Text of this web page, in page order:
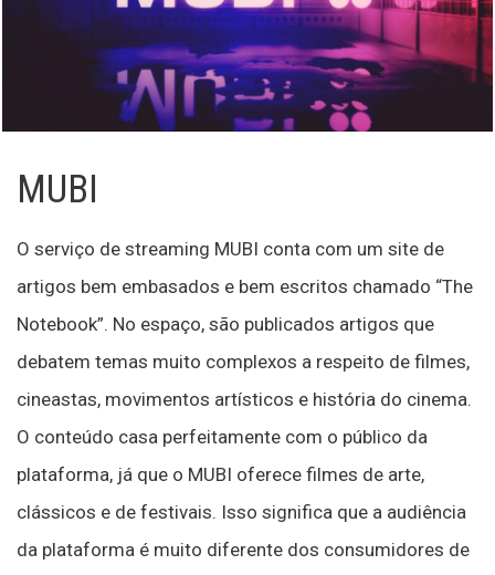
MUBI
O serviço de streaming MUBI conta com um site de
artigos bem embasados e bem escritos chamado “The
Notebook”. No espaço, são publicados artigos que
debatem temas muito complexos a respeito de filmes,
cineastas, movimentos artísticos e história do cinema.
O conteúdo casa perfeitamente com o público da
plataforma, já que o MUBI oferece filmes de arte,
clássicos e de festivais. Isso significa que a audiência
da plataforma é muito diferente dos consumidores de